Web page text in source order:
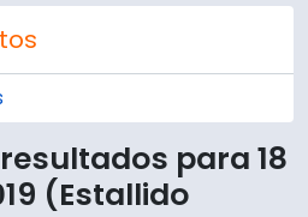
para 18
(Estallido